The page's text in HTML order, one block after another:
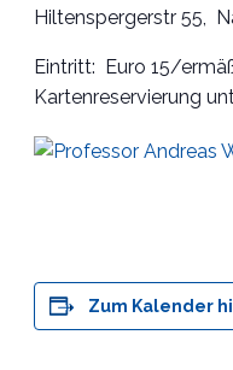
Hiltenspergerstr 55,
Eintritt: Euro 15/
Kartenreservierung
Zum Kalender